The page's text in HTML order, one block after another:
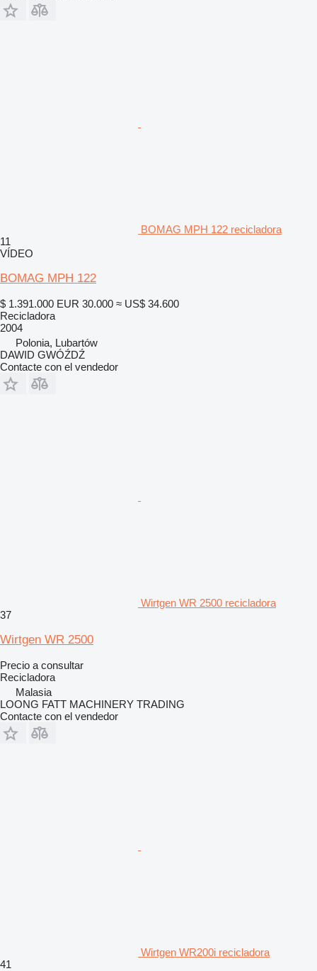
BOMAG MPH 122 recicladora
11
VÍDEO
BOMAG MPH 122
$ 1.391.000 EUR 30.000 ≈ US$ 34.600
Recicladora
2004
Polonia, Lubartów
DAWID GWÓŹDŹ
Contacte con el vendedor
Wirtgen WR 2500 recicladora
37
Wirtgen WR 2500
Precio a consultar
Recicladora
Malasia
LOONG FATT MACHINERY TRADING
Contacte con el vendedor
Wirtgen WR200i recicladora
41